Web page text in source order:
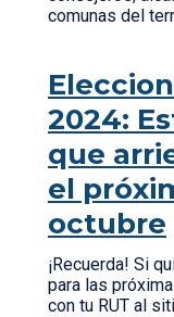
comunas del
2024:
que
el
octubre
¡Recuerda! Si
para las
con tu RUT al